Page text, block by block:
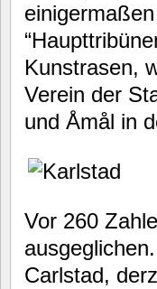
Kunstrasen,
Verein der
und Åmål in
Vor 260
Carlstad,